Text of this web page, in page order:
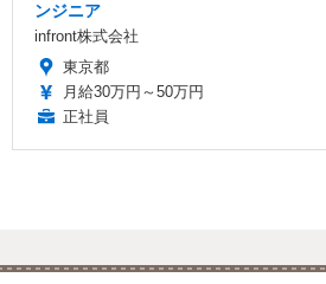
ンジニア
infront株式会社
東京都
月給30万円～50万円
正社員